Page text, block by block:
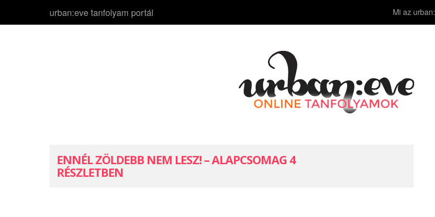
urban:eve tanfolyam portál Mi az
ENNÉL ZÖLDEBB NEM LESZ! – ALAPCSOMAG 4
RÉSZLETBEN